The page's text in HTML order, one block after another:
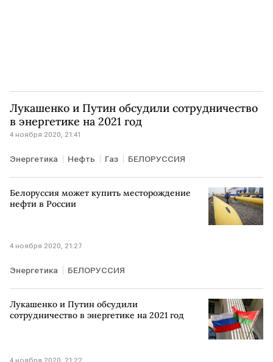
Лукашенко и Путин обсудили сотрудничество
в энергетике на 2021 год
4 ноября 2020, 21:41
Энергетика Нефть Газ БЕЛОРУССИЯ
Белоруссия может купить месторождение
нефти в России
4 ноября 2020, 21:27
Энергетика БЕЛОРУССИЯ
Лукашенко и Путин обсудили
сотрудничество в энергетике на 2021 год